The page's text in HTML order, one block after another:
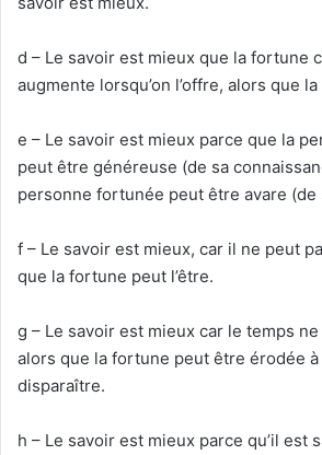
d – Le savoir est mieux que la fortune
augmente lorsqu’on l’offre, alors que
e – Le savoir est mieux parce que la
peut être généreuse (de sa
personne fortunée peut être avare (de
f – Le savoir est mieux, car il ne peut
que la fortune peut l’être.
g – Le savoir est mieux car le temps ne
alors que la fortune peut être érodée
disparaître.
h – Le savoir est mieux parce qu’il est